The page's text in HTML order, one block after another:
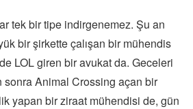
tek bir tipe indirgenemez. Şu an
bir şirkette çalışan bir mühendis
LOL giren bir avukat da. Geceleri
sonra Animal Crossing açan bir
yapan bir ziraat mühendisi de, gün